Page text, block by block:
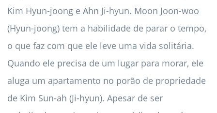
Kim Hyun-joong e Ahn Ji-hyun. Moon Joon-woo
(Hyun-joong) tem a habilidade de parar o tempo,
o que faz com que ele leve uma vida solitária.
Quando ele precisa de um lugar para morar, ele
aluga um apartamento no porão de propriedade
de Kim Sun-ah (Ji-hyun). Apesar de ser